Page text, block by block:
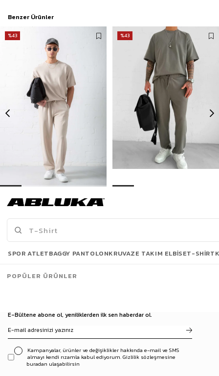
Benzer Ürünler
%43
499,00 TL
869,90 TL
%43
Son Bakılanlar
E-Bültene abone ol, yeniliklerden ilk sen haberdar ol.
Kampanyalar, ürünler ve değişiklikler hakkında e-mail ve SMS
almayı kendi rızamla kabul ediyorum. Gizlilik sözleşmesine
buradan ulaşabilirsin
SPOR ATLETBAGGY PANTOLONKRUVAZE TAKIM ELBISET-SHIRT
POPÜLER ÜRÜNLER